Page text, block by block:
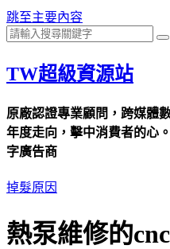
跳至主要內容
TW超級資源站
原廠認證專業顧問，跨媒體
年度走向，擊中消費者的心
字廣告商
掉髮原因
熱泵維修的